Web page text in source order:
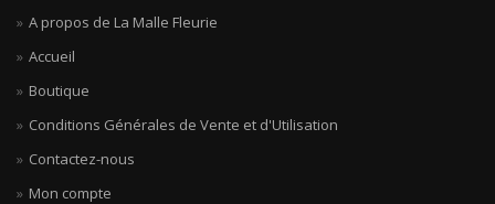
A propos de La Malle Fleurie
Accueil
Boutique
Conditions Générales de Vente et d'Utilisation
Contactez-nous
Mon compte